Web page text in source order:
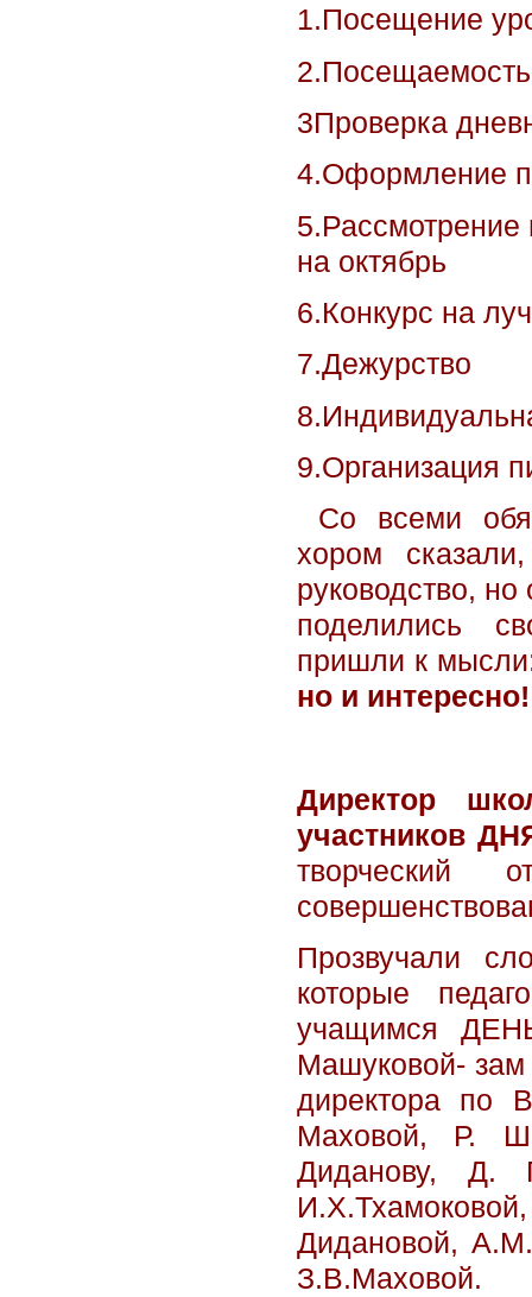
1.Посещение
3Проверка
4.Оформление
5.Рассмотрение
на октябрь
6.Конкурс на
7.Дежурство
9.Организация
Со всеми
хором
руководство,
поделились
пришли к
но и интересно!
Директор
участников
творческий
Прозвучали
которые
учащимся
Машуковой-
директора по
Маховой, Р.
Диданову, Д.
Дидановой,
З.В.Маховой.